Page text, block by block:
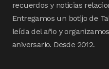
recuerdos y noticias
Entregamos un botijo de
leída del año y
aniversario. Desde 2012.